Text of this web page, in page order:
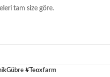
tam size göre.
#Teoxfarm